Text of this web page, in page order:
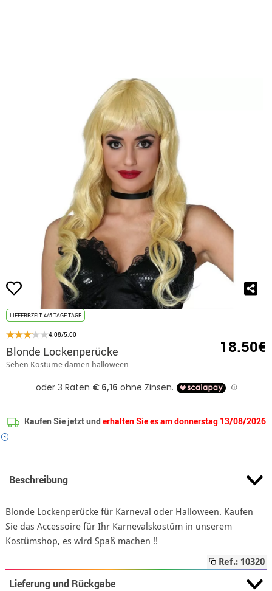
LIEFERRZEIT: 4/5 TAGE TAGE
4.08/5.00
Blonde Lockenperücke
Sehen Kostüme damen halloween
18.50€
Kaufen Sie jetzt underhalten Sie es am donnerstag 13/08/2026
i
Beschreibung
Blonde Lockenperücke für Karneval oder Halloween. Kaufen
Sie das Accessoire für Ihr Karnevalskostüm in unserem
Kostümshop, es wird Spaß machen !!
Ref.: 10320
Lieferung und Rückgabe